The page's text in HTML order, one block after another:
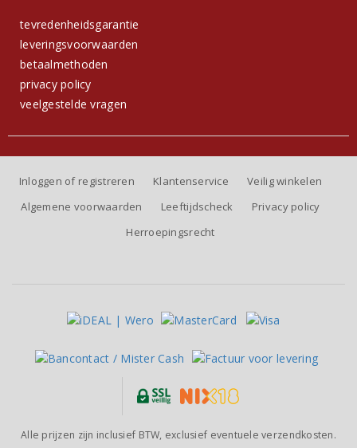
tevredenheidsgarantie
leveringsvoorwaarden
betaalmethoden
privacy policy
veelgestelde vragen
Inloggen of registreren Klantenservice
Veilig winkelen
Algemene voorwaarden
Leeftijdscheck
Privacy policy
Herroepingsrecht
Alle prijzen zijn inclusief BTW, exclusief eventuele verzendkosten.